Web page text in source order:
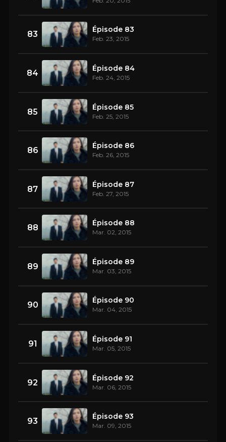
83 Épisode 83
Feb. 23, 2015
84 Épisode 84
Feb. 24, 2015
85 Épisode 85
Feb. 25, 2015
86 Épisode 86
Feb. 26, 2015
87 Épisode 87
Feb. 27, 2015
88 Épisode 88
Mar. 02, 2015
89 Épisode 89
Mar. 03, 2015
90 Épisode 90
Mar. 04, 2015
91 Épisode 91
Mar. 05, 2015
92 Épisode 92
Mar. 06, 2015
93 Épisode 93
Mar. 09, 2015